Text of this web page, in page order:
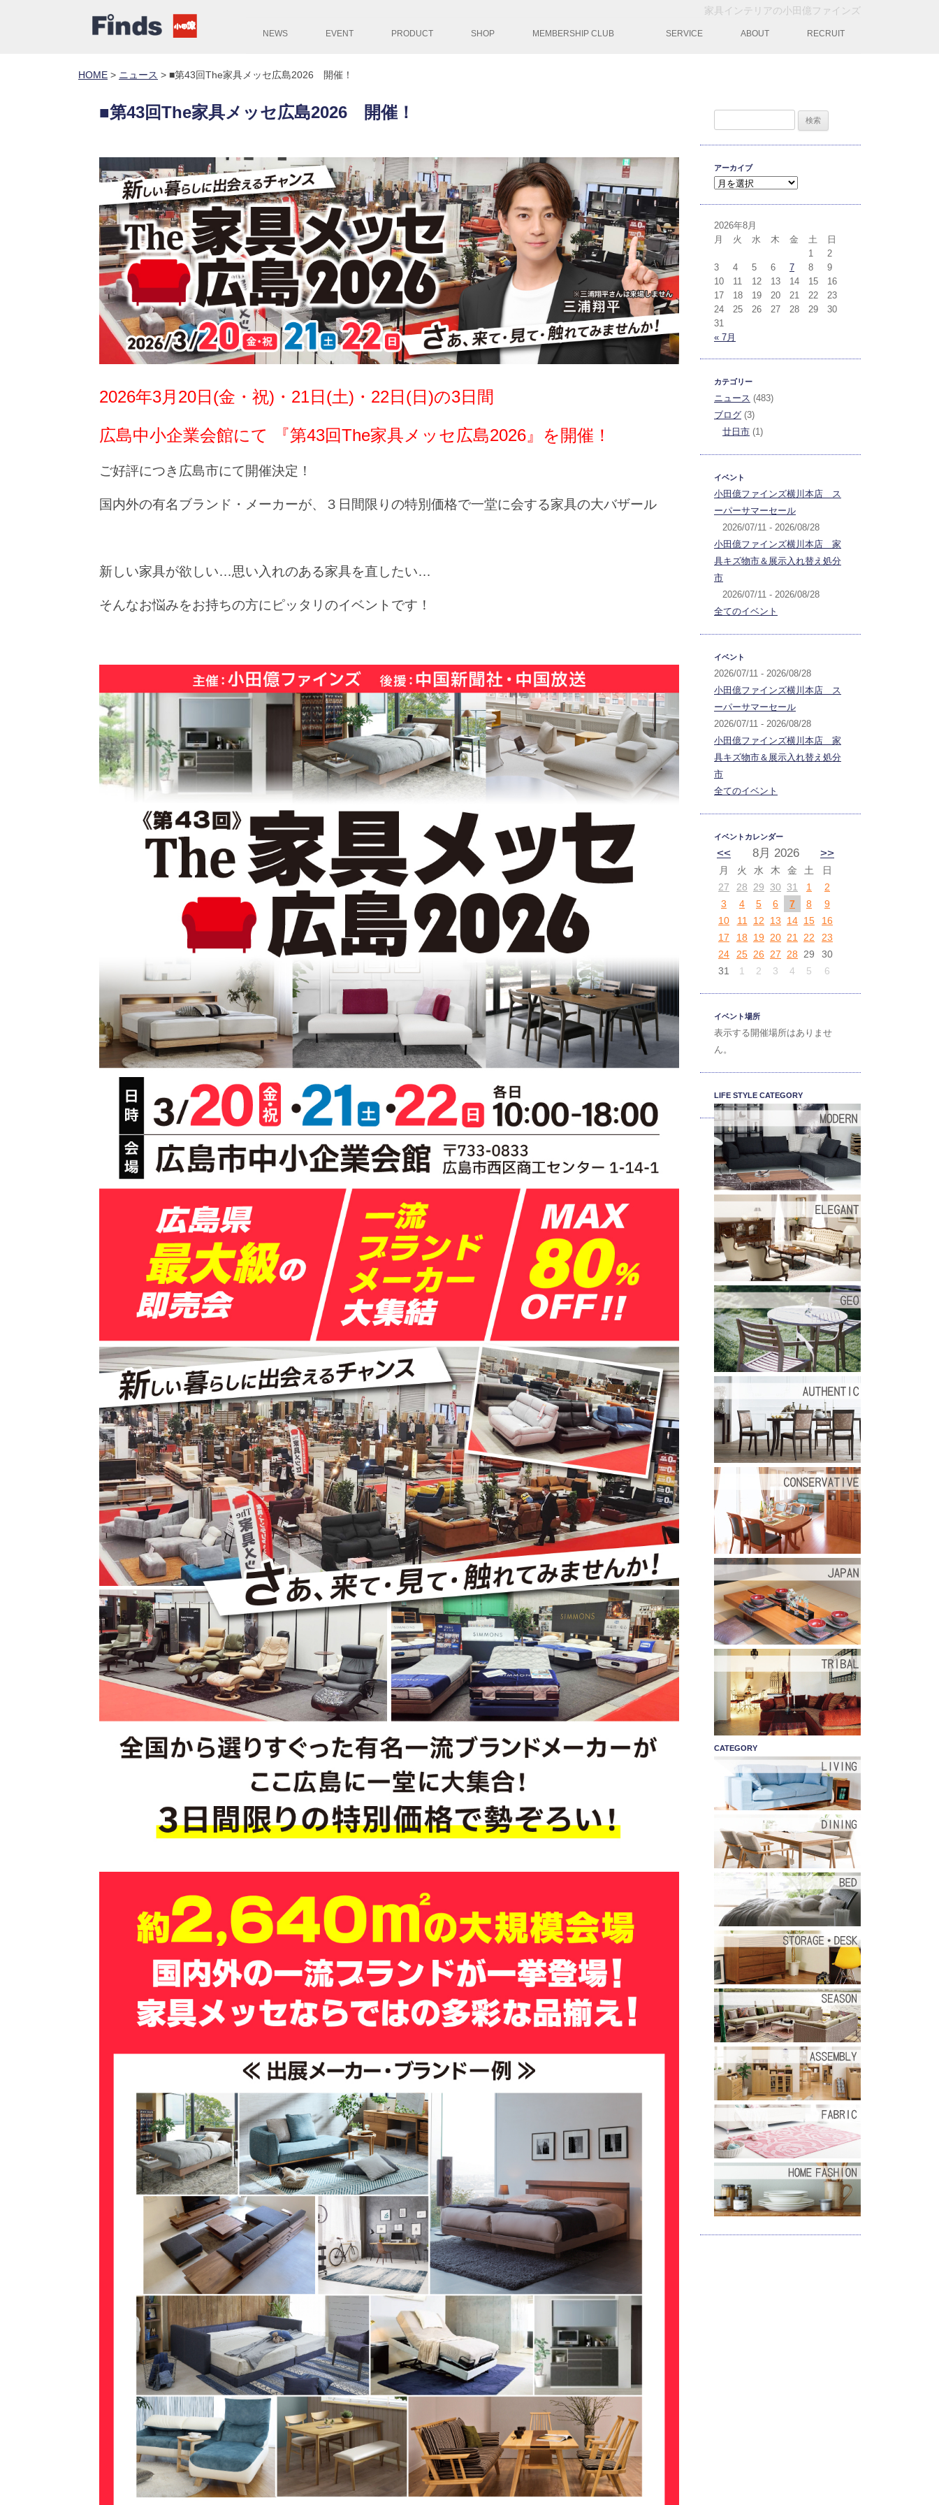
家具インテリアの小田億ファインズ
NEWS EVENT PRODUCT SHOP MEMBERSHIP CLUB SERVICE ABOUT RECRUIT
HOME > ニュース > ■第43回The家具メッセ広島2026 開催！
アーカイブ
アーカイブ
2026年8月
月
火 水 木 金 土 日
« 7月
1
2
3
4 5 6 7 8
9
10
11 12 13 14 15
16
17
18 19 20 21 22
23
24
25 26 27 28 29
30
31
カテゴリー
ニュース (483)
ブログ (3)
廿日市 (1)
イベント
小田億ファインズ横川本店 ス
ーパーサマーセール
2026/07/11 - 2026/08/28
小田億ファインズ横川本店 家
具キズ物市＆展示入れ替え処分
市
2026/07/11 - 2026/08/28
全てのイベント
イベント
2026/07/11 - 2026/08/28
小田億ファインズ横川本店 ス
ーパーサマーセール
2026/07/11 - 2026/08/28
小田億ファインズ横川本店 家
具キズ物市＆展示入れ替え処分
市
全てのイベント
イベントカレンダー
<< 8月 2026 >>
月 火 水 木 金 土
日
27
28 29 30 31 1
2
3
4 5 6 7 8
9
10
11 12 13 14 15
16
17
18 19 20 21 22
23
24
25 26 27 28 29
30
31
1 2 3 4 5 6
イベント場所
表示する開催場所はありませ
ん。
LIFE STYLE CATEGORY
CATEGORY
■第43回The家具メッセ広島2026 開催！
2026年3月20日(金・祝)・21日(土)・22日(日)の3日間
広島中小企業会館にて 『第43回The家具メッセ広島2026』を開催！
ご好評につき広島市にて開催決定！
国内外の有名ブランド・メーカーが、３日間限りの特別価格で一堂に会する家具の大バザール
新しい家具が欲しい…思い入れのある家具を直したい…
そんなお悩みをお持ちの方にピッタリのイベントです！